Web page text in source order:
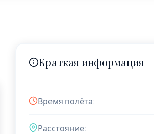
Краткая информация
Время полёта:
Расстояние: